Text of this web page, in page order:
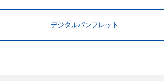
デジタルパンフレット